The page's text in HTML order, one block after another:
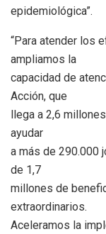
epidemiológica”.
“Para atender los
ampliamos la
capacidad de
Acción, que
llega a 2,6
ayudar
a más de 290.000
de 1,7
millones de
extraordinarios.
Aceleramos la